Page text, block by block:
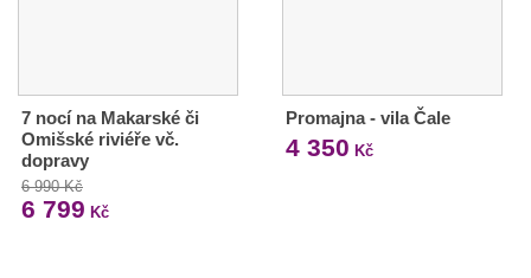
7 nocí na Makarské či
Omišské riviéře vč.
dopravy
6 990 Kč
6 799 Kč
Promajna - vila Čale
4 350 Kč